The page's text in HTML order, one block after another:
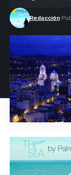
Redacción